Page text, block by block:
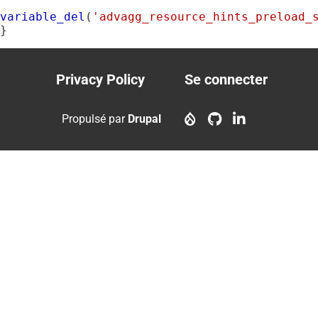
variable_del (
}
Footer
menu
Privacy Policy
account
Se connecter
Propulsé par Drupal